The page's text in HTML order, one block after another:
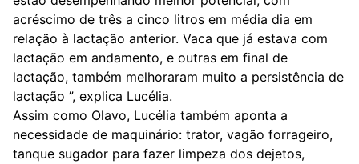
acréscimo de três a cinco litros em média dia em
relação à lactação anterior. Vaca que já estava com
lactação em andamento, e outras em final de
lactação, também melhoraram muito a persistência de
lactação ”, explica Lucélia.
Assim como Olavo, Lucélia também aponta a
necessidade de maquinário: trator, vagão forrageiro,
tanque sugador para fazer limpeza dos dejetos,